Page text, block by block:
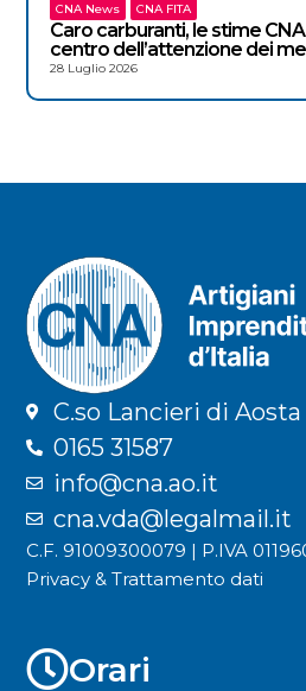
CNA News CNA FITA
Caro carburanti, le stime
centro dell’attenzione dei
28 Luglio 2026
C.so Lancieri di Aosta
0165 31587
info@cna.ao.it
cna.vda@legalmail.it
C.F. 91009300079 | P.IVA
Privacy & Trattamento dati
Orari